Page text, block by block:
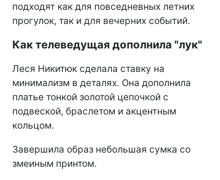
подходят как для повседневных летних
прогулок, так и для вечерних событий.
Как телеведущая дополнила "лук"
Леся Никитюк сделала ставку на
минимализм в деталях. Она дополнила
платье тонкой золотой цепочкой с
подвеской, браслетом и акцентным
кольцом.
Завершила образ небольшая сумка со
змеиным принтом.